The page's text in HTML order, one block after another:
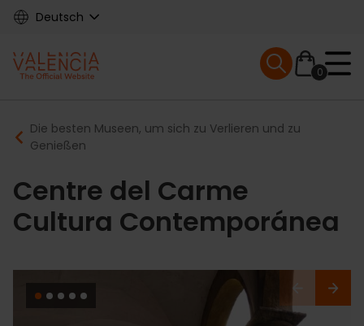
Skip
content
Deutsch
Main
navigation
0
Mobile menu
Breadcrumb
Die besten Museen, um sich zu Verlieren und zu
Genießen
Centre del Carme
Cultura Contemporánea